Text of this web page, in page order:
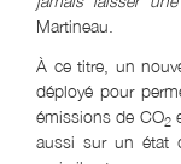
Martineau.
À ce titre, un
déployé pour
émissions de CO2
aussi sur un état